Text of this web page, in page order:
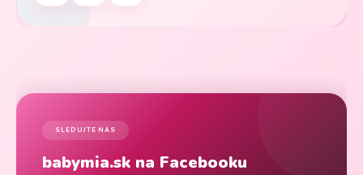
SLEDUJTE NÁS
babymia.sk na Facebooku